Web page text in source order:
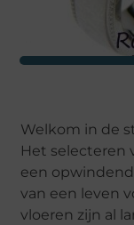
Welkom in de
Het selecteren
een
van een leven
vloeren zijn al